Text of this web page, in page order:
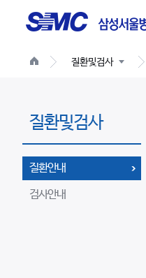
질환및검사
질환및검사
질환안내
검사안내